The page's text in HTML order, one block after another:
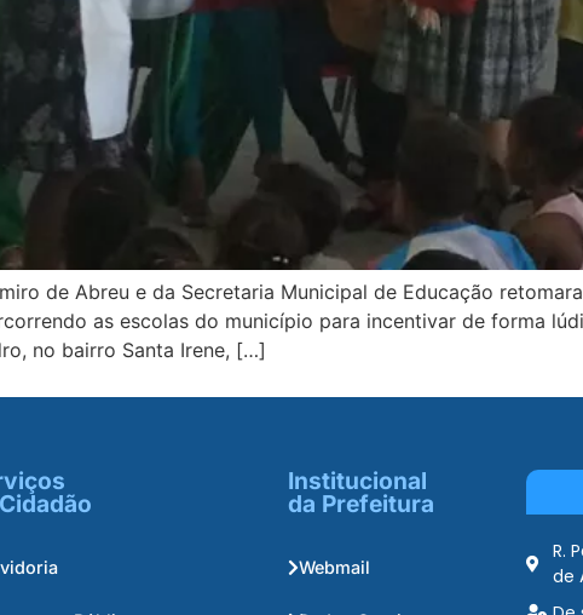
de Abreu e da Secretaria Municipal de Educação
as escolas do município para incentivar de forma
no bairro Santa Irene, […]
Institucional
da Prefeitura
Webmail
R.
de